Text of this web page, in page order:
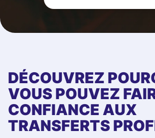
DÉCOUVREZ
VOUS POUVEZ
CONFIANCE AUX
TRANSFERTS